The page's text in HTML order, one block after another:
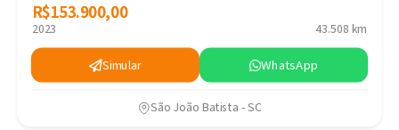
R$153.900,00
R$153.900,00
2023 43.508 km
Simular WhatsApp
São João Batista - SC